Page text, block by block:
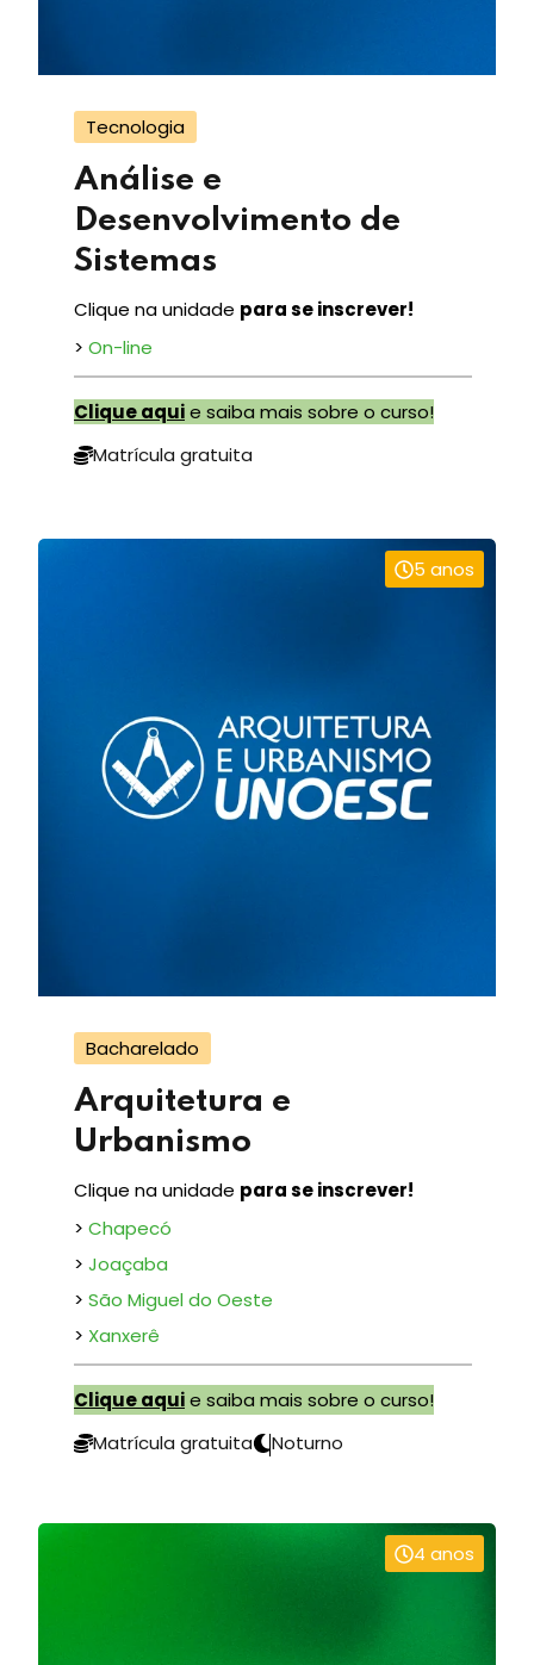
Tecnologia
Análise e
Desenvolvimento de
Sistemas
Clique na unidade para se inscrever!
> On-line
Clique aquie saiba mais sobre o curso!
Matrícula gratuita
5 anos
Bacharelado
Arquitetura e
Urbanismo
Clique na unidade para se inscrever!
> Chapecó
> Joaçaba
> São Miguel do Oeste
> Xanxerê
Clique aquie saiba mais sobre o curso!
Matrícula gratuita
Noturno
4 anos